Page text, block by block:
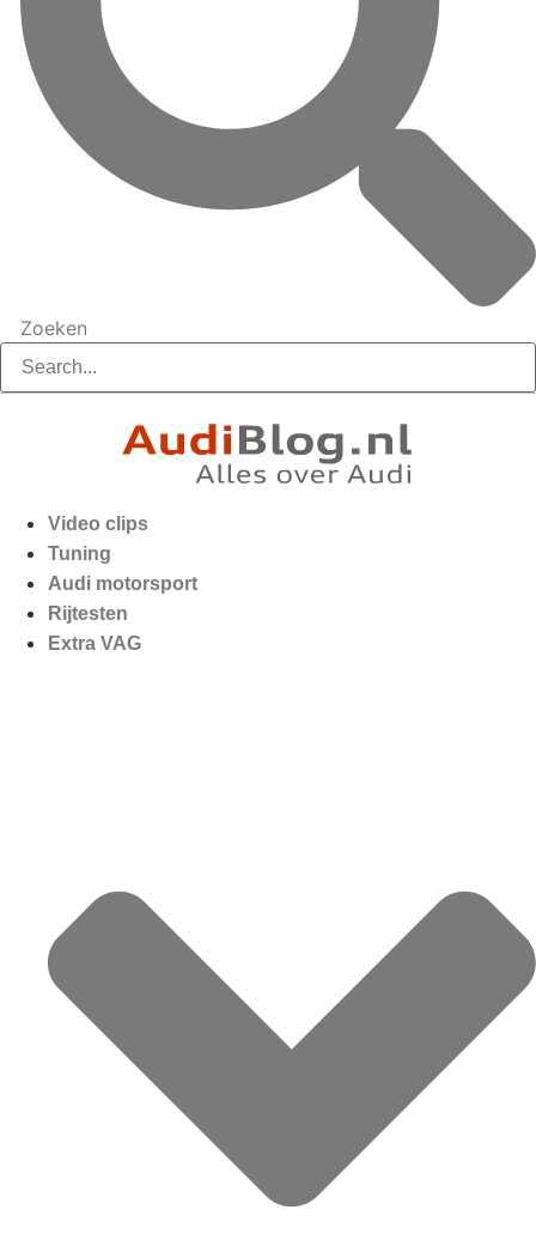
Zoeken
Video clips
Tuning
Audi motorsport
Rijtesten
Extra VAG